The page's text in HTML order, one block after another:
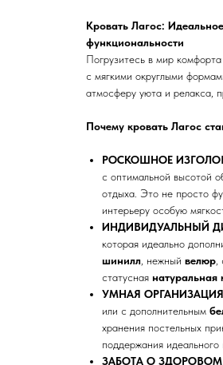
Кровать Лагос:
функциональности
Погрузитесь в мир
с мягкими округлыми
атмосферу уюта и релакса,
Почему кровать Лагос
РОСКОШНОЕ
с оптимальной высотой
отдыха. Это не просто
интерьеру особую
ИНДИВИДУАЛЬНЫЙ
которая идеально
шинилл, нежный велюр,
статусная натуральная
УМНАЯ
или с дополнительным
хранения постельных
поддержания идеального
ЗАБОТА О